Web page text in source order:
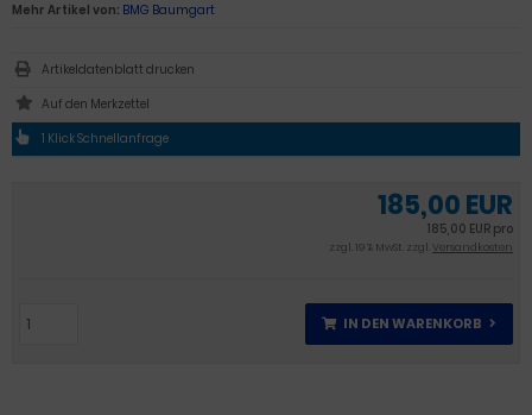
185,00 EUR
185,00 EUR pro
zzgl. 19 % MwSt. zzgl.Versandkosten
IN DEN WARENKORB
Mehr Artikel von: BMG Baumgart
Artikeldatenblatt drucken
1 Klick Schnellanfrage